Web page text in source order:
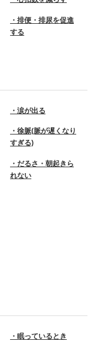
・排便・排尿を促進
する
・涙が出る
・徐脈(脈が遅くなり
すぎる)
・だるさ・朝起きら
れない
・眠っているとき